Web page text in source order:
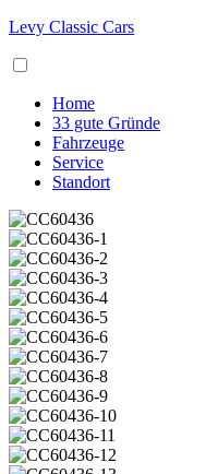
Levy Classic Cars
Home
33 gute Gründe
Fahrzeuge
Service
Standort